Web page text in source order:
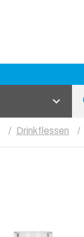
Drinkflessen